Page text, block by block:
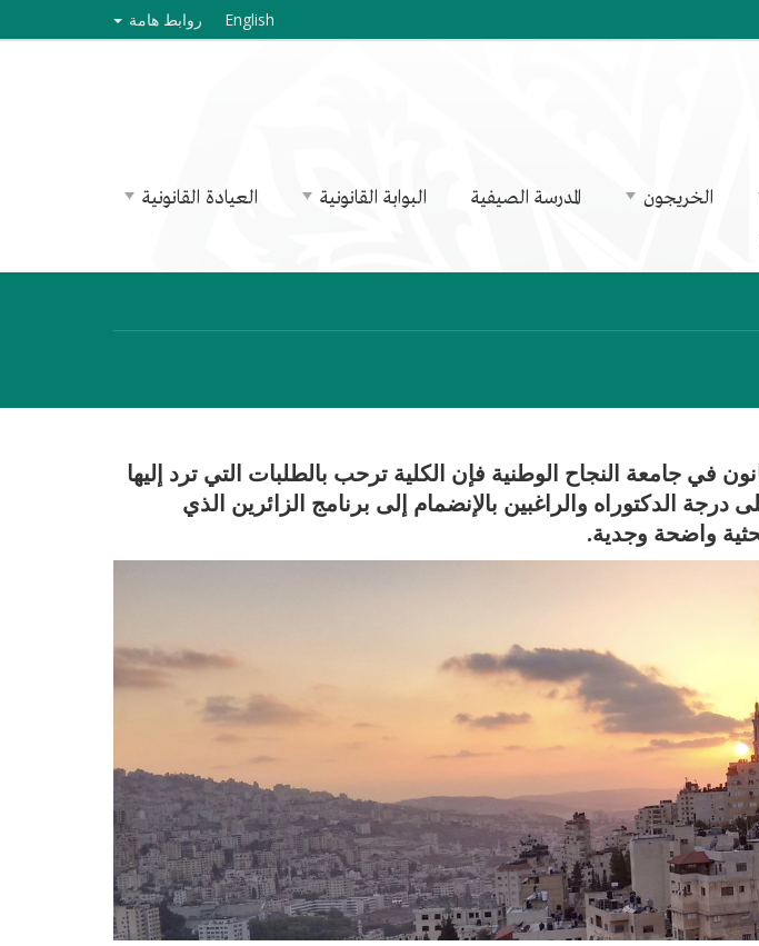
English روابط هامة
الخريجون المدرسة الصيفية البوابة القانونية
العيادة القانونية
في جامعة النجاح الوطنية فإن الكلية ترحب بالطلبات التي ترد إليها
من الأكاديميين الحاصلين على ‏درجة الدكتوراه والراغبين بالإنضمام إلى برنامج الزائرين‎ ‎الذي
‏واضحة وجدية.